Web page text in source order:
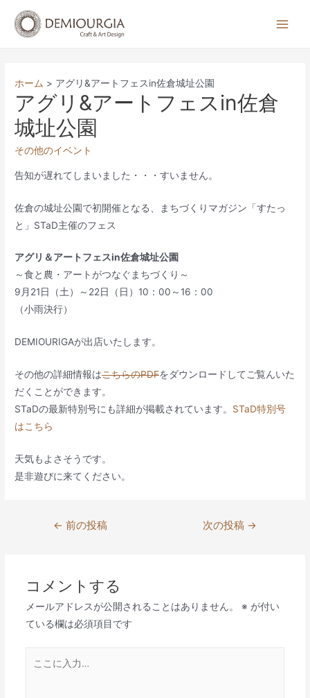
ホーム アグリ&アートフェスin佐倉城址公園
アグリ&アートフェスin佐倉
城址公園
その他のイベント
告知が遅れてしまいました・・・すいません。
佐倉の城址公園で初開催となる、まちづくりマガジン「すたっ
と」STaD主催のフェス
アグリ＆アートフェスin佐倉城址公園
～食と農・アートがつなぐまちづくり～
9月21日（土）～22日（日）10：00～16：00
（小雨決行）
DEMIOURIGAが出店いたします。
その他の詳細情報はこちらのPDFをダウンロードしてご覧んいた
だくことができます。
STaDの最新特別号にも詳細が掲載されています。 STaD特別号
はこちら
天気もよさそうです。
是非遊びに来てください。
ゲ
ー
シ
ン
← 前の投稿 次の投稿 →
コメントする
メールアドレスが公開されることはありません。 ※ が付い
ている欄は必須項目です